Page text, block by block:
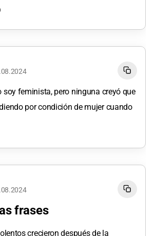
soy feminista, pero ninguna creyó que
por condición de mujer cuando
frases
crecieron después de la